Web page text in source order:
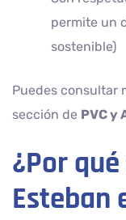
permite un
sostenible)
Puedes consultar
sección de PVC y
¿Por
Esteban